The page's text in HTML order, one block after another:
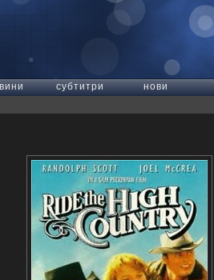
субтитри нови